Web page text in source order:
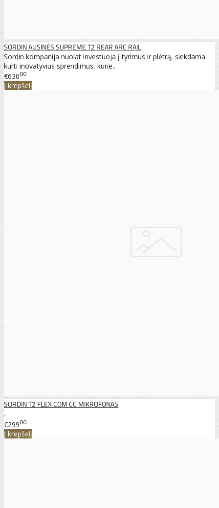
SORDIN AUSINĖS SUPREME T2 REAR ARC RAIL
Sordin kompanija nuolat investuoja į tyrimus ir plėtrą, siekdama
kurti inovatyvius sprendimus, kurie..
€63000
Į krepšelį
SORDIN T2 FLEX COM CC MIKROFONAS
..
€29900
Į krepšelį